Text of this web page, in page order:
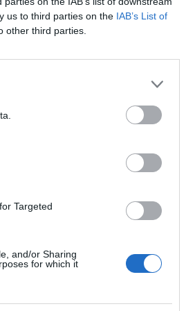
us to third parties on the IAB’s List of
other third parties.
Targeted
and/or Sharing
for which it
drámai emelkedése azt mutatja, az
Ezért kell újra szigorú
a határokon...
melynek olvasása előfizetéses